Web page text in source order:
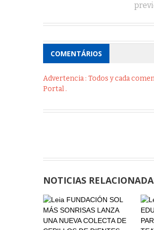
COMENTÁRIOS
Advertencia : Todos y cada
Portal .
NOTICIAS